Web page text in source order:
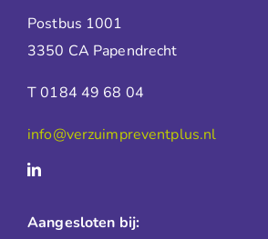
Postbus 1001
3350 CA Papendrecht
T 0184 49 68 04
info@verzuimpreventplus.nl
Aangesloten bij: